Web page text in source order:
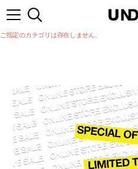
ご指定のカテゴリは存在しません。